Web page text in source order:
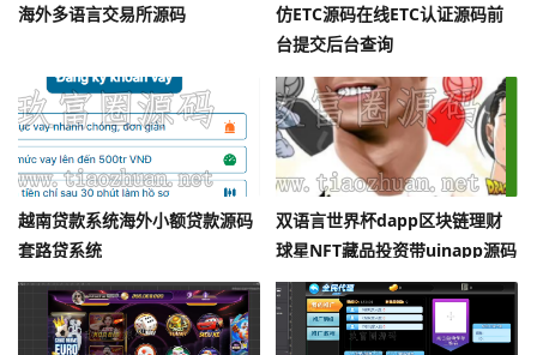
海外多语言交易所源码
仿ETC源码在线ETC认证源码前
台提交后台查询
越南贷款系统海外小额贷款源码
套路贷系统
双语言世界杯dapp区块链理财
球星NFT藏品投资带uinapp源码